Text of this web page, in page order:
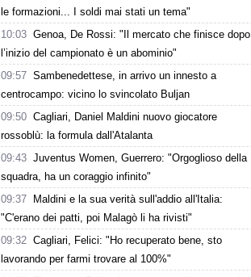
le formazioni... I soldi mai stati un tema"
10:03 Genoa, De Rossi: "Il mercato che finisce dopo
l’inizio del campionato è un abominio"
09:57 Sambenedettese, in arrivo un innesto a
centrocampo: vicino lo svincolato Buljan
09:50 Cagliari, Daniel Maldini nuovo giocatore
rossoblù: la formula dall'Atalanta
09:43 Juventus Women, Guerrero: "Orgoglioso della
squadra, ha un coraggio infinito"
09:37
Maldini e la sua verità sull'addio all'Italia:
"C'erano dei patti, poi Malagò li ha rivisti"
09:32 Cagliari, Felici: "Ho recuperato bene, sto
lavorando per farmi trovare al 100%"